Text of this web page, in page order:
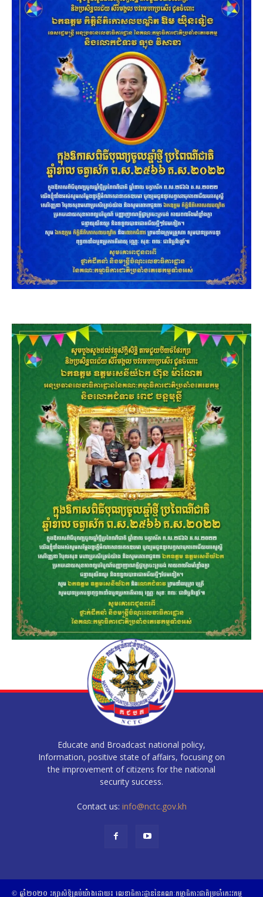
Educate and Broadcast national policy,
Information, positive state of affairs, focusing on
the improvement of citizens for the national
security success.
Contact us: info@nctc.gov.kh
© ឆ្នាំ២០២០​ ​រក្សាសិទ្ធិ​គ្រប់យ៉ាង​ដោយ​៖​ ​លេខាធិការដ្ឋាននៃគណៈកម្មាធិការជាតិប្រចាំភេរវកម្ម